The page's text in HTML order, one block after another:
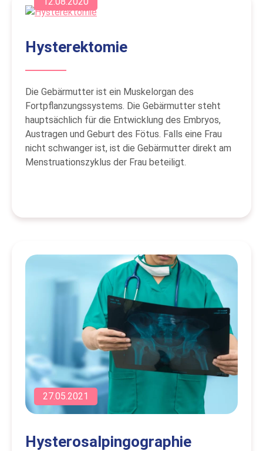
Hysterektomie
Die Gebärmutter ist ein Muskelorgan des
Fortpflanzungssystems. Die Gebärmutter steht
hauptsächlich für die Entwicklung des Embryos,
Austragen und Geburt des Fötus. Falls eine Frau
nicht schwanger ist, ist die Gebärmutter direkt am
Menstruationszyklus der Frau beteiligt.
27.05.2021
Hysterosalpingographie